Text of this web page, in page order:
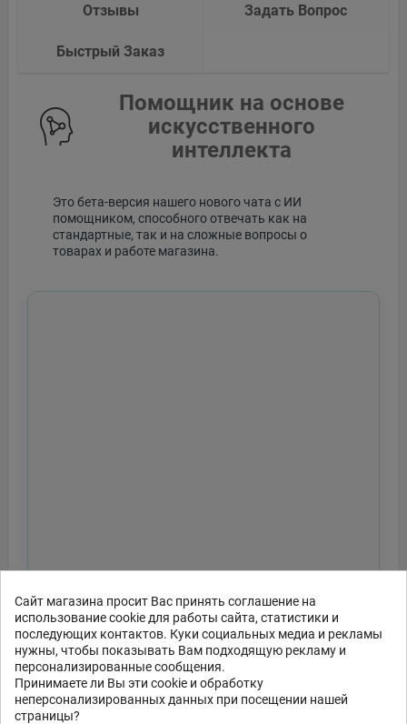
Сайт магазина просит Вас принять соглашение на
использование cookie для работы сайта, статистики и
последующих контактов. Куки социальных медиа и рекламы
нужны, чтобы показывать Вам подходящую рекламу и
персонализированные сообщения.
Принимаете ли Вы эти cookie и обработку
неперсонализированных данных при посещении нашей
страницы?
Отзывы Задать Вопрос
Быстрый Заказ
Помощник на основе
искусственного
интеллекта
Это бета-версия нашего нового чата с ИИ
помощником, способного отвечать как на
стандартные, так и на сложные вопросы о
товарах и работе магазина.